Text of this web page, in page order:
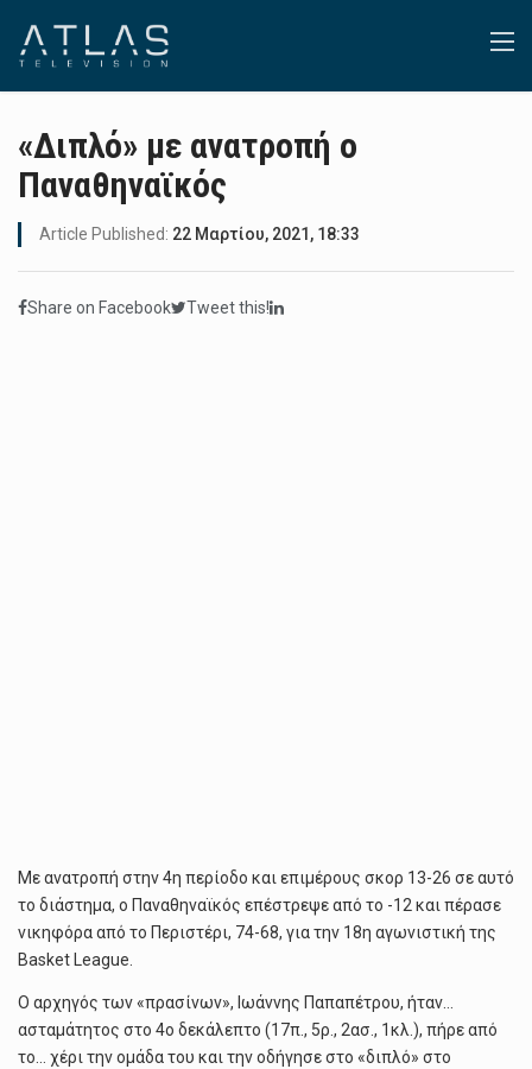
«Διπλό» με ανατροπή ο
Παναθηναϊκός
Article Published: 22 Μαρτίου, 2021, 18:33
Share on Facebook Tweet this!
Με ανατροπή στην 4η περίοδο και επιμέρους σκορ 13-26 σε αυτό
το διάστημα, ο Παναθηναϊκός επέστρεψε από το -12 και πέρασε
νικηφόρα από το Περιστέρι, 74-68, για την 18η αγωνιστική της
Basket League.
Ο αρχηγός των «πρασίνων», Ιωάννης Παπαπέτρου, ήταν…
ασταμάτητος στο 4ο δεκάλεπτο (17π., 5ρ., 2ασ., 1κλ.), πήρε από
το… χέρι την ομάδα του και την οδήγησε στο «διπλό» στο